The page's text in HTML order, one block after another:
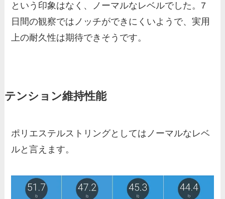
という印象はなく、ノーマルなレベルでした。7
日間の観察ではノッチができにくいようで、実用
上の耐久性は期待できそうです。
テンション維持性能
ポリエステルストリングとしてはノーマルなレベ
ルと言えます。